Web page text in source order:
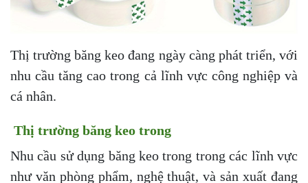
Thị trường băng keo đang ngày càng phát triển, với
nhu cầu tăng cao trong cả lĩnh vực công nghiệp và
cá nhân.
Thị trường băng keo trong
Nhu cầu sử dụng băng keo trong trong các lĩnh vực
như văn phòng phẩm, nghệ thuật, và sản xuất đang